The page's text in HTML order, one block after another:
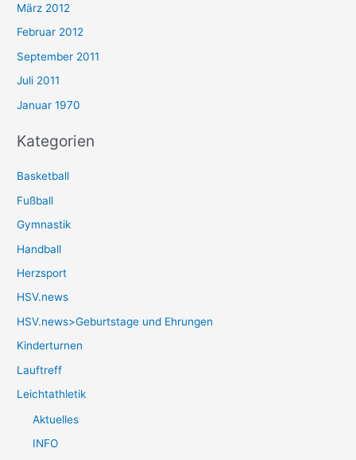
März 2012
Februar 2012
September 2011
Juli 2011
Januar 1970
Kategorien
Basketball
Fußball
Gymnastik
Handball
Herzsport
HSV.news
HSV.news>Geburtstage und Ehrungen
Kinderturnen
Lauftreff
Leichtathletik
Aktuelles
INFO